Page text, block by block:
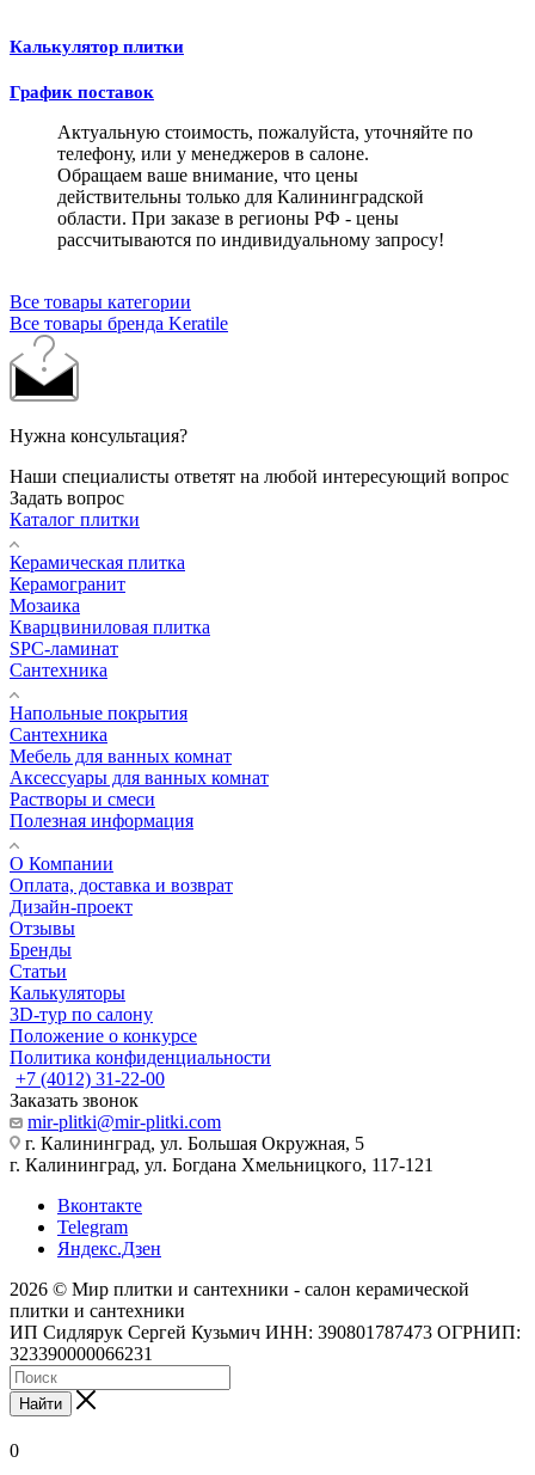
Калькулятор плитки
График поставок
Актуальную стоимость, пожалуйста, уточняйте по
телефону, или у менеджеров в салоне.
Обращаем ваше внимание, что цены
действительны только для Калининградской
области. При заказе в регионы РФ - цены
рассчитываются по индивидуальному запросу!
Все товары категории
Все товары бренда Keratile
Нужна консультация?
Наши специалисты ответят на любой интересующий вопрос
Задать вопрос
Каталог плитки
Керамическая плитка
Керамогранит
Мозаика
Кварцвиниловая плитка
SPC-ламинат
Сантехника
Напольные покрытия
Сантехника
Мебель для ванных комнат
Аксессуары для ванных комнат
Растворы и смеси
Полезная информация
О Компании
Оплата, доставка и возврат
Дизайн-проект
Отзывы
Бренды
Статьи
Калькуляторы
3D-тур по салону
Положение о конкурсе
Политика конфиденциальности
+7 (4012) 31-22-00
Заказать звонок
mir-plitki@mir-plitki.com
г. Калининград, ул. Большая Окружная, 5
г. Калининград, ул. Богдана Хмельницкого, 117-121
Вконтакте
Telegram
Яндекс.Дзен
2026 © Мир плитки и сантехники - салон керамической
плитки и сантехники
ИП Сидлярук Сергей Кузьмич ИНН: 390801787473 ОГРНИП:
323390000066231
Найти
0